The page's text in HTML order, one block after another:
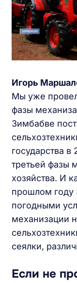
Игорь
Мы уже
фазы
Зимбабве
государства в
третьей фазы
хозяйства. И
прошлом году
погодными
механизации
сеялки,
Если не